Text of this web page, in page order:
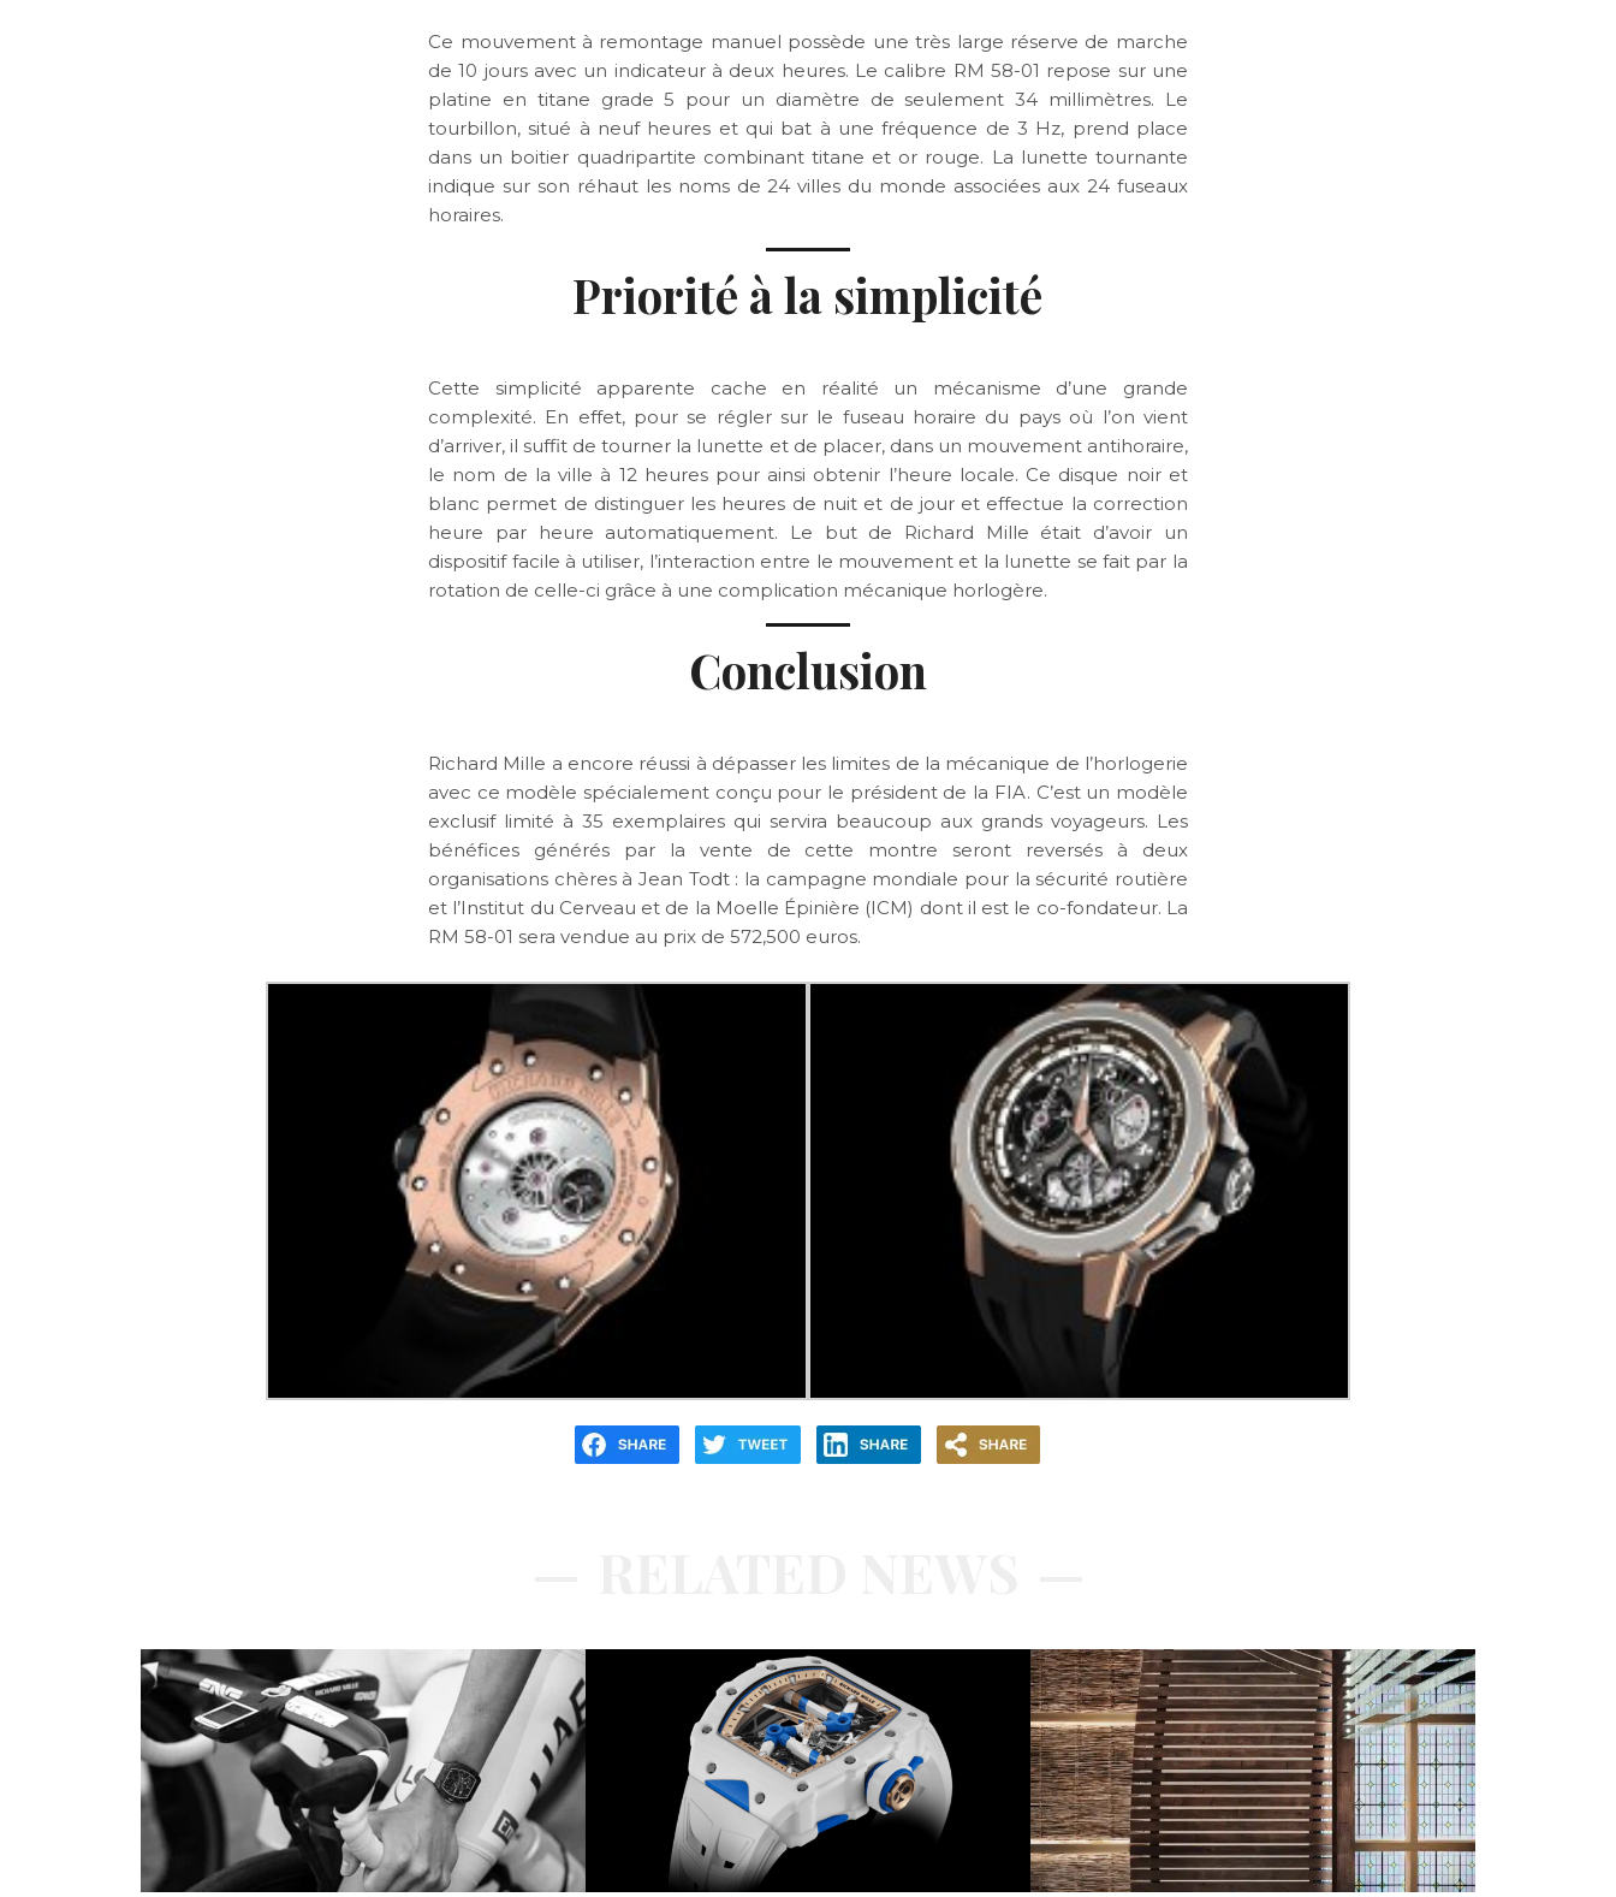
Ce mouvement à remontage manuel possède une très large réserve de marche
de 10 jours avec un indicateur à deux heures. Le calibre RM 58-01 repose sur une
platine en titane grade 5 pour un diamètre de seulement 34 millimètres. Le
tourbillon, situé à neuf heures et qui bat à une fréquence de 3 Hz, prend place
dans un boitier quadripartite combinant titane et or rouge. La lunette tournante
indique sur son réhaut les noms de 24 villes du monde associées aux 24 fuseaux
horaires.
Priorité à la simplicité
Cette simplicité apparente cache en réalité un mécanisme d’une grande
complexité. En effet, pour se régler sur le fuseau horaire du pays où l’on vient
d’arriver, il suffit de tourner la lunette et de placer, dans un mouvement antihoraire,
le nom de la ville à 12 heures pour ainsi obtenir l’heure locale. Ce disque noir et
blanc permet de distinguer les heures de nuit et de jour et effectue la correction
heure par heure automatiquement. Le but de Richard Mille était d’avoir un
dispositif facile à utiliser, l’interaction entre le mouvement et la lunette se fait par la
rotation de celle-ci grâce à une complication mécanique horlogère.
Conclusion
Richard Mille a encore réussi à dépasser les limites de la mécanique de l’horlogerie
avec ce modèle spécialement conçu pour le président de la FIA. C’est un modèle
exclusif limité à 35 exemplaires qui servira beaucoup aux grands voyageurs. Les
bénéfices générés par la vente de cette montre seront reversés à deux
organisations chères à Jean Todt : la campagne mondiale pour la sécurité routière
et l’Institut du Cerveau et de la Moelle Épinière (ICM) dont il est le co-fondateur. La
RM 58-01 sera vendue au prix de572,500 euros.